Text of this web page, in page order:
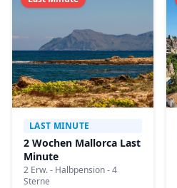
LAST MINUTE
2 Wochen Mallorca Last
Minute
2 Erw. - Halbpension - 4
Sterne